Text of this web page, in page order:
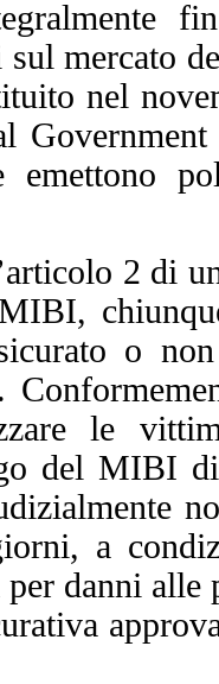
mercato
nel
emettono
2 di un
o
le
del MIBI
a
danni alle